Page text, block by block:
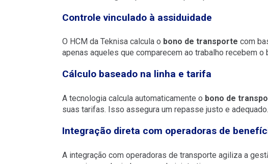
Controle vinculado à assiduidade
O HCM da Teknisa calcula o bono de transporte com
apenas aqueles que comparecem ao trabalho recebem
Cálculo baseado na linha e tarifa
A tecnologia calcula automaticamente o bono de
suas tarifas. Isso assegura um repasse justo e adequado.
Integração direta com operadoras de
A integração com operadoras de transporte agiliza a